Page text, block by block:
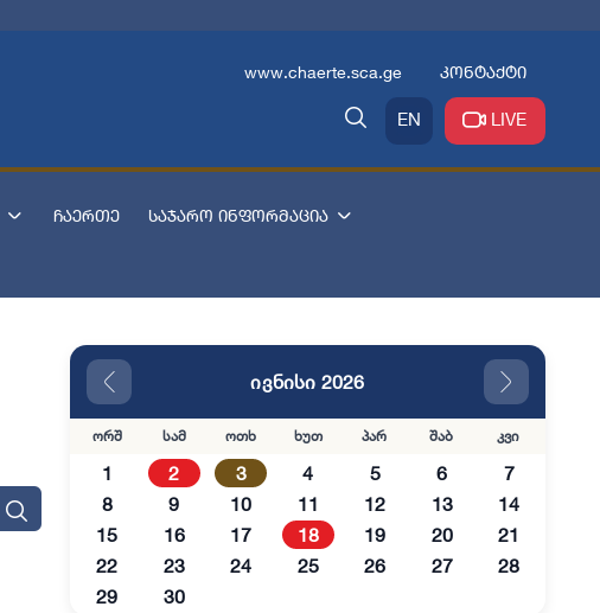
www.chaerte.sca.ge კონტაქტი
EN LIVE
ჩაერთე საჯარო ინფორმაცია
ივნისი 2026
ორშ სამ ოთხ ხუთ პარ შაბ კვი
1 2 3 4 5 6
7
8
9 10 11 12 13
14
15
16 17 18 19 20
21
22
23 24 25 26 27
28
29
30